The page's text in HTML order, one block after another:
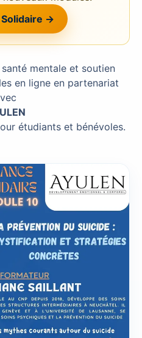
→
mentale et soutien
en ligne en partenariat
étudiants et bénévoles.